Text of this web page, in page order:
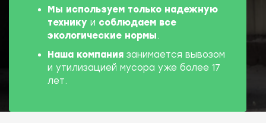
Мы используем только надежную
технику и соблюдаем все
экологические нормы.
Наша компания занимается вывозом
и утилизацией мусора уже более 17
лет.